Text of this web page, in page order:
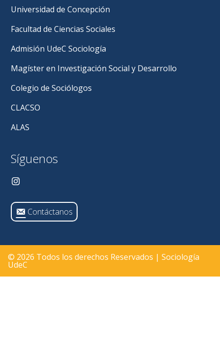
título
profesional
Universidad de Concepción
Facultad de Ciencias Sociales
Admisión UdeC Sociología
Magíster en Investigación Social y Desarrollo
Colegio de Sociólogos
CLACSO
ALAS
Síguenos
Contáctanos
© 2026 Todos los derechos Reservados | Sociología
UdeC